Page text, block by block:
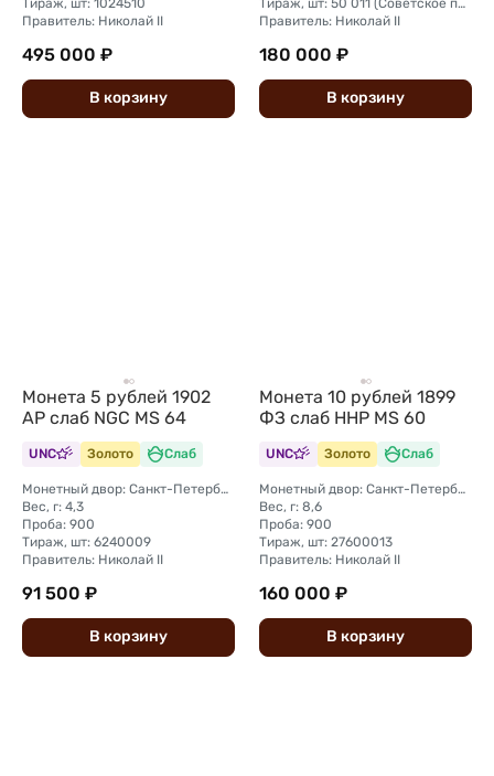
Тираж, шт: 1024510
Правитель: Николай II
495 000 ₽
В корзину
Тираж, шт: 50 011 (Советское правительство с декабря 1925 г. по март 1926 г. отчеканило 2 011 000 10-ти рублевого достоинства царского образца, предположительно штемпелями 1911 г.)
Правитель: Николай II
180 000 ₽
В корзину
Монета 5 рублей 1902
АР слаб NGC MS 64
UNC Золото Слаб
Монетный двор: Санкт-Петербургский монетный двор
Вес, г: 4,3
Проба: 900
Тираж, шт: 6240009
Правитель: Николай II
91 500 ₽
В корзину
Монета 10 рублей 1899
ФЗ слаб ННР MS 60
UNC Золото Слаб
Монетный двор: Санкт-Петербургский монетный двор
Вес, г: 8,6
Проба: 900
Тираж, шт: 27600013
Правитель: Николай II
160 000 ₽
В корзину